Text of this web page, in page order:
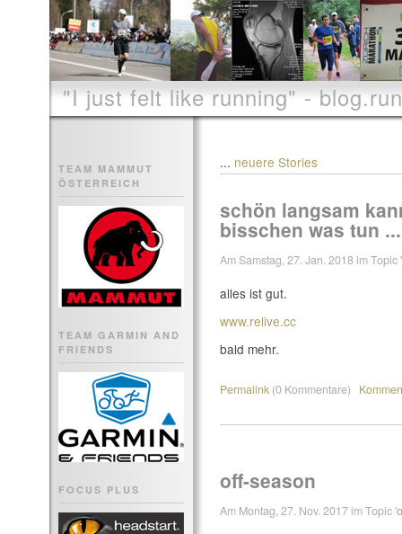
"I just felt like running" -
TEAM MAMMUT
ÖSTERREICH
TEAM GARMIN AND
FRIENDS
FOCUS PLUS
... neuere Stories
schön langsam
bisschen was tun ...
Am Samstag, 27. Jan. 2018 im Topic '
alles ist gut.
www.relive.cc
bald mehr.
Permalink (0 Kommentare)
off-season
Am Montag, 27. Nov. 2017 im Topic '